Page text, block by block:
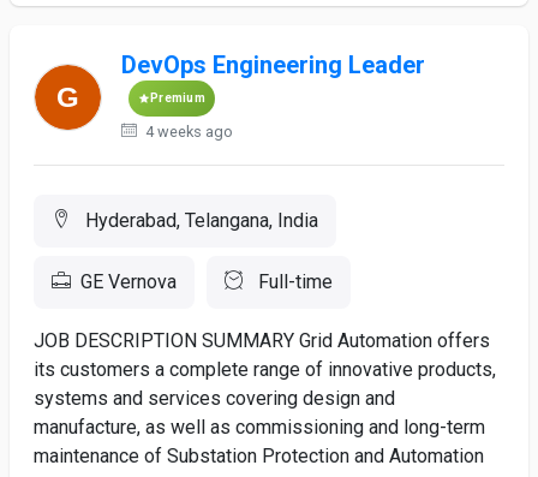
DevOps Engineering Leader
Premium
4 weeks ago
Hyderabad, Telangana, India
GE Vernova Full-time
JOB DESCRIPTION SUMMARY Grid Automation offers
its customers a complete range of innovative products,
systems and services covering design and
manufacture, as well as commissioning and long-term
maintenance of Substation Protection and Automation